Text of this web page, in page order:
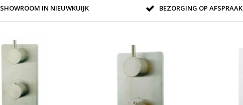
SHOWROOM IN NIEUWKUIJK BEZORGING OP AFSPRAAK